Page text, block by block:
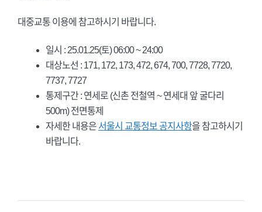
대중교통 이용에 참고하시기 바랍니다.
일시 : 25.01.25(토) 06:00 ~ 24:00
대상노선 : 171, 172, 173, 472, 674, 700, 7728, 7720,
7737, 7727
통제구간 : 연세로 (신촌 전철역 ~ 연세대 앞 굴다리
500m) 전면통제
자세한 내용은 서울시 교통정보 공지사항을 참고하시기
바랍니다.